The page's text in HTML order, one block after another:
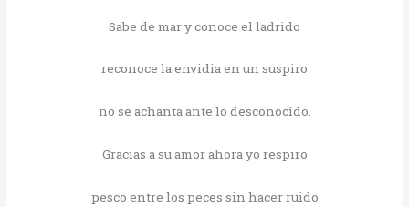
Sabe de mar y conoce el ladrido
reconoce la envidia en un suspiro
no se achanta ante lo desconocido.
Gracias a su amor ahora yo respiro
pesco entre los peces sin hacer ruido